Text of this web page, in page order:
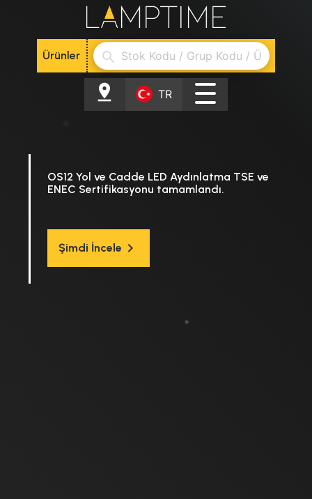
Ürünler search
pin_drop TR
OS12 Yol ve Cadde LED Aydınlatma TSE ve
ENEC Sertifikasyonu tamamlandı.
Şimdi İncele keyboard_arrow_right